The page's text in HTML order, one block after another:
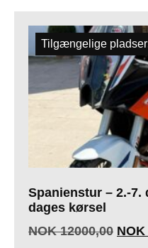
Spanienstur – 2.-7.
dages kørsel
NOK12000,00 NOK
Tilgængelige